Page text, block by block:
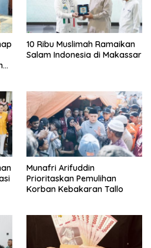
10 Ribu Muslimah Ramaikan
Salam Indonesia di Makassar
Munafri Arifuddin
Prioritaskan Pemulihan
Korban Kebakaran Tallo